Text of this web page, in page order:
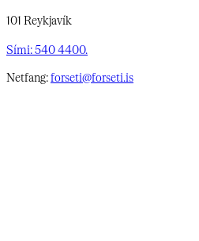
101 Reykjavík
Sími: 540 4400.
Netfang:forseti@forseti.is